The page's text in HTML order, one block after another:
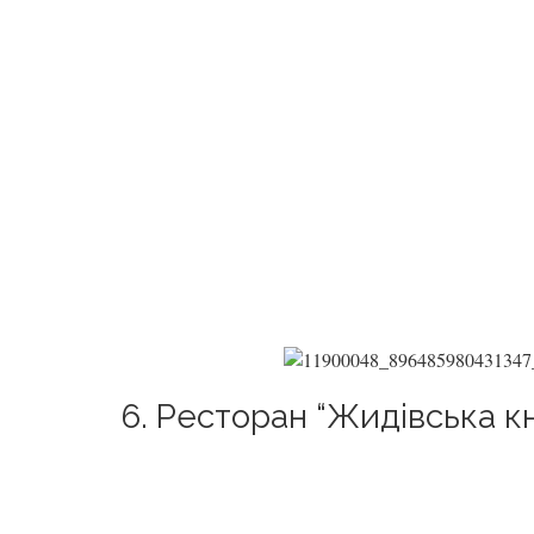
6. Ресторан “Жидівська